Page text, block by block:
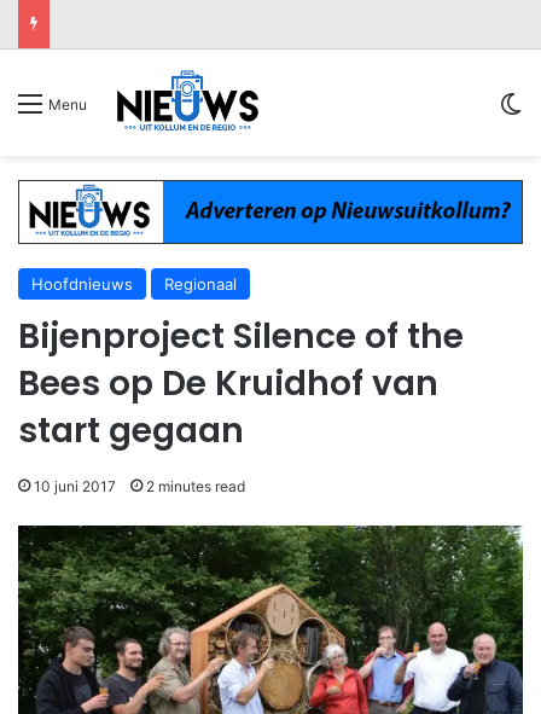
Menu
Hoofdnieuws Regionaal
Bijenproject Silence of the
Bees op De Kruidhof van
start gegaan
10 juni 2017 2 minutes read